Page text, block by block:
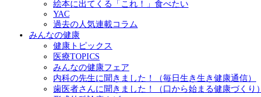
絵本に出てくる「これ！」食べたい
YAC
過去の人気連載コラム
みんなの健康
健康トピックス
医療TOPICS
みんなの健康フェア
内科の先生に聞きました！（毎日生き生き健康通信）
歯医者さんに聞きました！（口から始まる健康づくり）